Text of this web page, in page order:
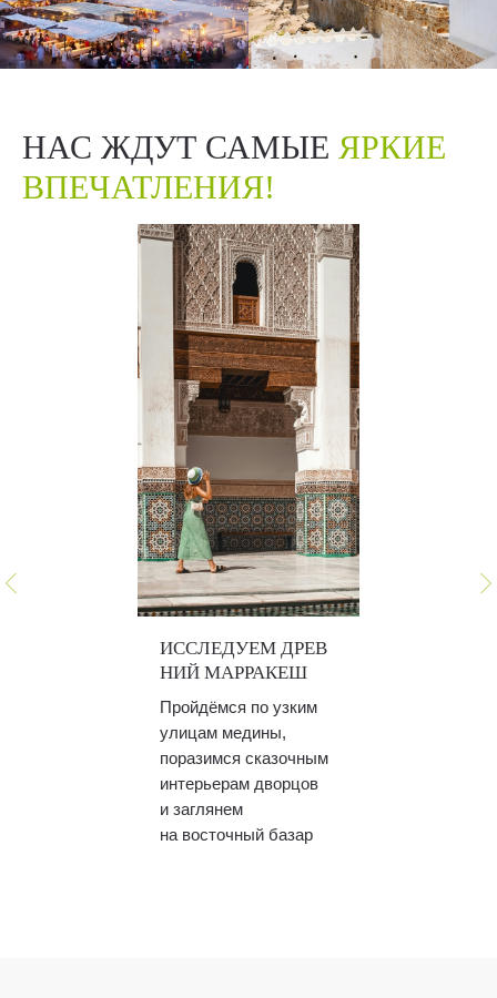
НАС ЖДУТ САМЫЕ ЯРКИЕ
ВПЕЧАТЛЕНИЯ!
ИССЛЕДУЕМ ДРЕВ
НИЙ МАРРАКЕШ
Пройдёмся по узким
улицам медины,
поразимся сказочным
интерьерам дворцов
и заглянем
на восточный базар